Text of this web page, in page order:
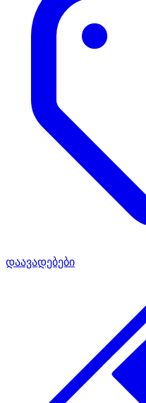
დაავადებები